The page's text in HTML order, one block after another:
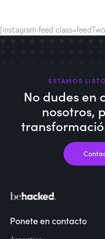
[instagram-feed
ESTAMOS
No dudes en
nosotros,
Ponete en contacto